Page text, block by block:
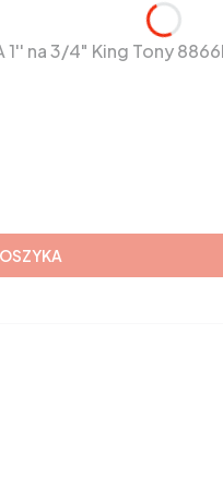
1'' na 3/4" King Tony